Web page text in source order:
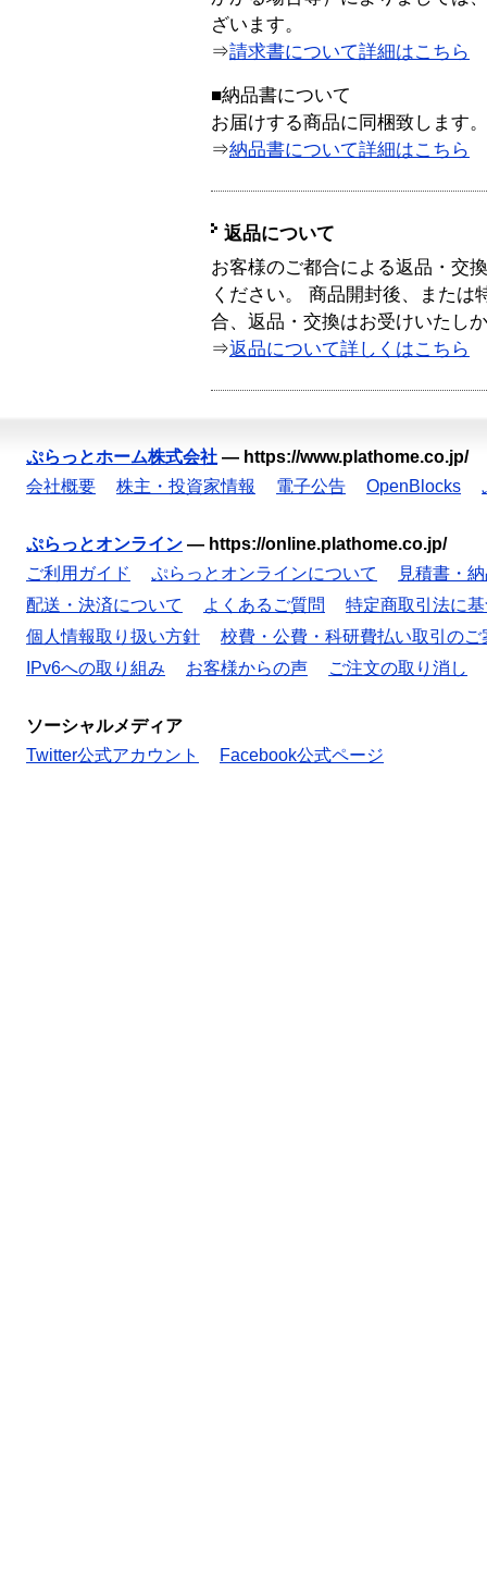
ざいます。
⇒請求書について詳細はこちら
■納品書について
お届けする商品に同梱致します。
⇒納品書について詳細はこちら
返品について
お客様のご都合による返品・交
ください。 商品開封後、または
合、返品・交換はお受けいたし
⇒返品について詳しくはこちら
ぷらっとホーム株式会社 — https://www.plathome.co.jp/
会社概要
株主・投資家情報 電子公告 OpenBlocks
ぷらっとオンライン — https://online.plathome.co.jp/
ご利用ガイド
ぷらっとオンラインについて
見積書・
配送・決済について
よくあるご質問
特定商取引法に
個人情報取り扱い方針
校費・公費・科研費払い取引のご
IPv6への取り組み
お客様からの声 ご注文の取り消し
ソーシャルメディア
Twitter公式アカウント
Facebook公式ページ